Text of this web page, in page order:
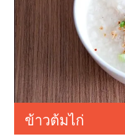
ข้าวต้มไก่